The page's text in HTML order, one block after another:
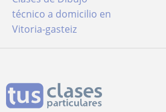
técnico a domicilio en
Vitoria-gasteiz